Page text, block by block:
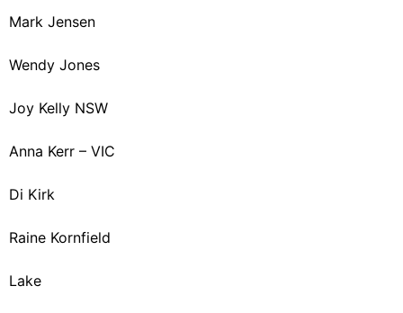
Mark Jensen
Wendy Jones
Joy Kelly NSW
Anna Kerr – VIC
Di Kirk
Raine Kornfield
Lake